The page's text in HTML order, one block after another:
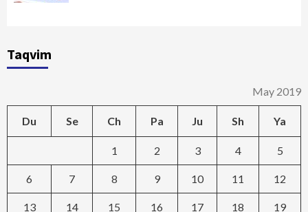
Taqvim
May 2019
Du Se Ch Pa Ju Sh Ya
1 2 3 4 5
6 7 8 9 10 11 12
13 14 15 16 17 18 19